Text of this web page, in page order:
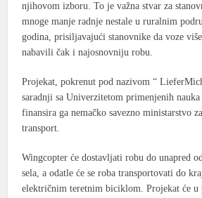
njihovom izboru. To je važna stvar za
mnoge manje radnje nestale u ruralnim
godina, prisiljavajući stanovnike da voze
nabavili čak i najosnovniju robu.
Projekat, pokrenut pod nazivom “
saradnji sa Univerzitetom primenjenih
finansira ga nemačko savezno ministarstvo
transport.
Wingcopter će dostavljati robu do unapred
sela, a odatle će se roba transportovati do
električnim teretnim biciklom. Projekat će u